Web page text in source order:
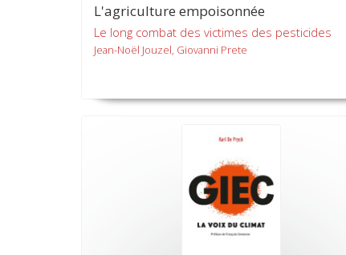
L'agriculture empoisonnée
Le long combat des victimes des pesticides
Jean-Noël Jouzel, Giovanni Prete